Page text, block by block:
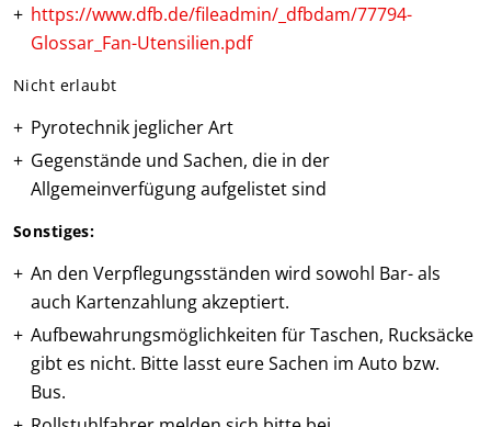
https://www.dfb.de/fileadmin/_dfbdam/77794-
Glossar_Fan-Utensilien.pdf
Nicht erlaubt
Pyrotechnik jeglicher Art
Gegenstände und Sachen, die in der
Allgemeinverfügung aufgelistet sind
Sonstiges:
An den Verpflegungsständen wird sowohl Bar- als
auch Kartenzahlung akzeptiert.
Aufbewahrungsmöglichkeiten für Taschen, Rucksäcke
gibt es nicht. Bitte lasst eure Sachen im Auto bzw.
Bus.